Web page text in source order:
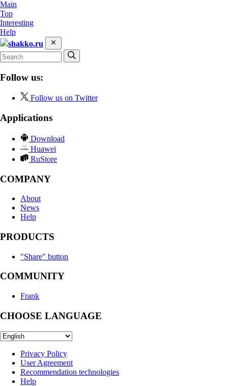
Main
Top
Interesting
Help
shakko.ru
Follow us:
Follow us on Twitter
Applications
Download
Huawei
RuStore
COMPANY
About
News
Help
PRODUCTS
"Share" button
COMMUNITY
Frank
CHOOSE LANGUAGE
Privacy Policy
User Agreement
Recommendation technologies
Help